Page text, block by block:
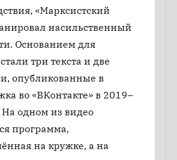
«Марксистский
насильственный
Основанием для
три текста и две
опубликованные в
во «ВКонтакте» в 2019–
На одном из видео
программа,
на кружке, а на